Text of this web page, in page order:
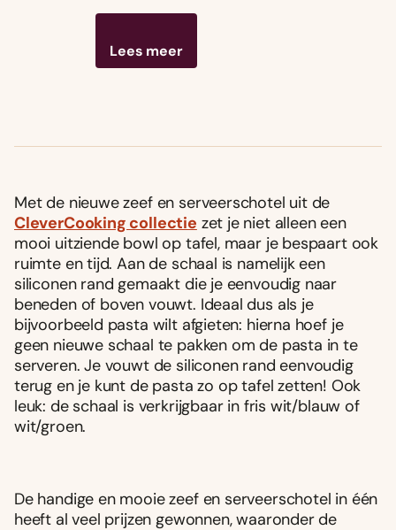
Lees meer
Met de nieuwe zeef en serveerschotel uit de
CleverCooking collectie zet je niet alleen een
mooi uitziende bowl op tafel, maar je bespaart ook
ruimte en tijd. Aan de schaal is namelijk een
siliconen rand gemaakt die je eenvoudig naar
beneden of boven vouwt. Ideaal dus als je
bijvoorbeeld pasta wilt afgieten: hierna hoef je
geen nieuwe schaal te pakken om de pasta in te
serveren. Je vouwt de siliconen rand eenvoudig
terug en je kunt de pasta zo op tafel zetten! Ook
leuk: de schaal is verkrijgbaar in fris wit/blauw of
wit/groen.
De handige en mooie zeef en serveerschotel in één
heeft al veel prijzen gewonnen, waaronder de